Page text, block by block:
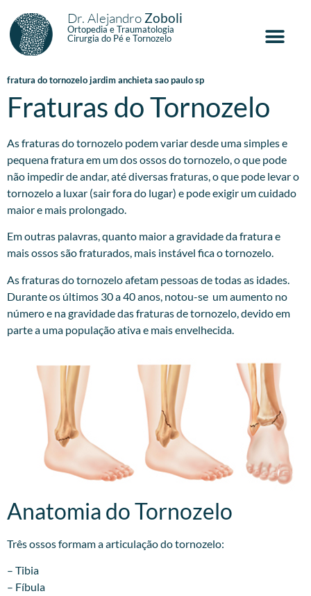
Dr. Alejandro Zoboli
Ortopedia e Traumatologia
Cirurgia do Pé e Tornozelo
fratura do tornozelo jardim anchieta sao paulo sp
Fraturas do Tornozelo
As fraturas do tornozelo podem variar desde uma simples e
pequena fratura em um dos ossos do tornozelo, o que pode
não impedir de andar, até diversas fraturas, o que pode levar o
tornozelo a luxar (sair fora do lugar) e pode exigir um cuidado
maior e mais prolongado.
Em outras palavras, quanto maior a gravidade da fratura e
mais ossos são fraturados, mais instável fica o tornozelo.
As fraturas do tornozelo afetam pessoas de todas as idades.
Durante os últimos 30 a 40 anos, notou-se um aumento no
número e na gravidade das fraturas de tornozelo, devido em
parte a uma população ativa e mais envelhecida.
Anatomia do Tornozelo
Três ossos formam a articulação do tornozelo:
– Tibia
– Fíbula